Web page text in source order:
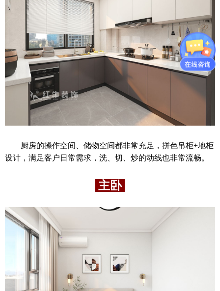
厨房的操作空间、储物空间都非常充足，拼色吊柜+地柜
设计，满足客户日常需求，洗、切、炒的动线也非常流畅。
主卧